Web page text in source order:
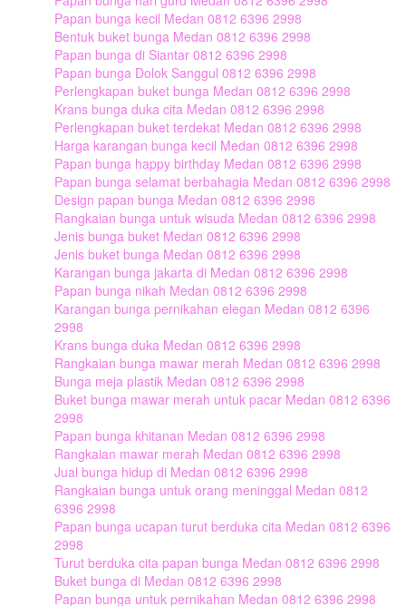
Papan bunga kecil Medan 0812 6396 2998
Bentuk buket bunga Medan 0812 6396 2998
Papan bunga di Siantar 0812 6396 2998
Papan bunga Dolok Sanggul 0812 6396 2998
Perlengkapan buket bunga Medan 0812 6396 2998
Krans bunga duka cita Medan 0812 6396 2998
Perlengkapan buket terdekat Medan 0812 6396 2998
Harga karangan bunga kecil Medan 0812 6396 2998
Papan bunga happy birthday Medan 0812 6396 2998
Papan bunga selamat berbahagia Medan 0812 6396 2998
Design papan bunga Medan 0812 6396 2998
Rangkaian bunga untuk wisuda Medan 0812 6396 2998
Jenis bunga buket Medan 0812 6396 2998
Jenis buket bunga Medan 0812 6396 2998
Karangan bunga jakarta di Medan 0812 6396 2998
Papan bunga nikah Medan 0812 6396 2998
Karangan bunga pernikahan elegan Medan 0812 6396
2998
Krans bunga duka Medan 0812 6396 2998
Rangkaian bunga mawar merah Medan 0812 6396 2998
Bunga meja plastik Medan 0812 6396 2998
Buket bunga mawar merah untuk pacar Medan 0812 6396
2998
Papan bunga khitanan Medan 0812 6396 2998
Rangkaian mawar merah Medan 0812 6396 2998
Jual bunga hidup di Medan 0812 6396 2998
Rangkaian bunga untuk orang meninggal Medan 0812
6396 2998
Papan bunga ucapan turut berduka cita Medan 0812 6396
2998
Turut berduka cita papan bunga Medan 0812 6396 2998
Buket bunga di Medan 0812 6396 2998
Papan bunga untuk pernikahan Medan 0812 6396 2998